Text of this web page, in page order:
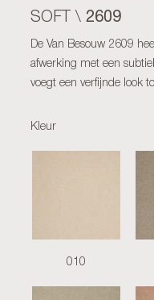
SOFT \ 2609
De Van Besouw 2609
afwerking met een
voegt een verfijnde look
Kleur
010